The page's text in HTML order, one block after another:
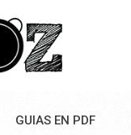
GUIAS EN PDF